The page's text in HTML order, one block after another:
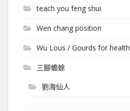
teach you feng shui
Wen chang position
Wu Lous / Gourds for health
三腳蟾蜍
劉海仙人